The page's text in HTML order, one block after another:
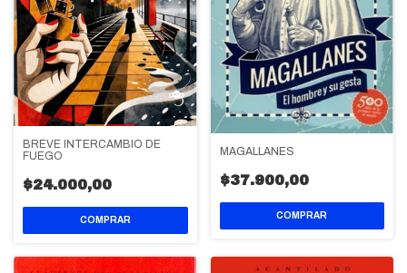
BREVE INTERCAMBIO DE
FUEGO
$24.000,00
MAGALLANES
$37.900,00